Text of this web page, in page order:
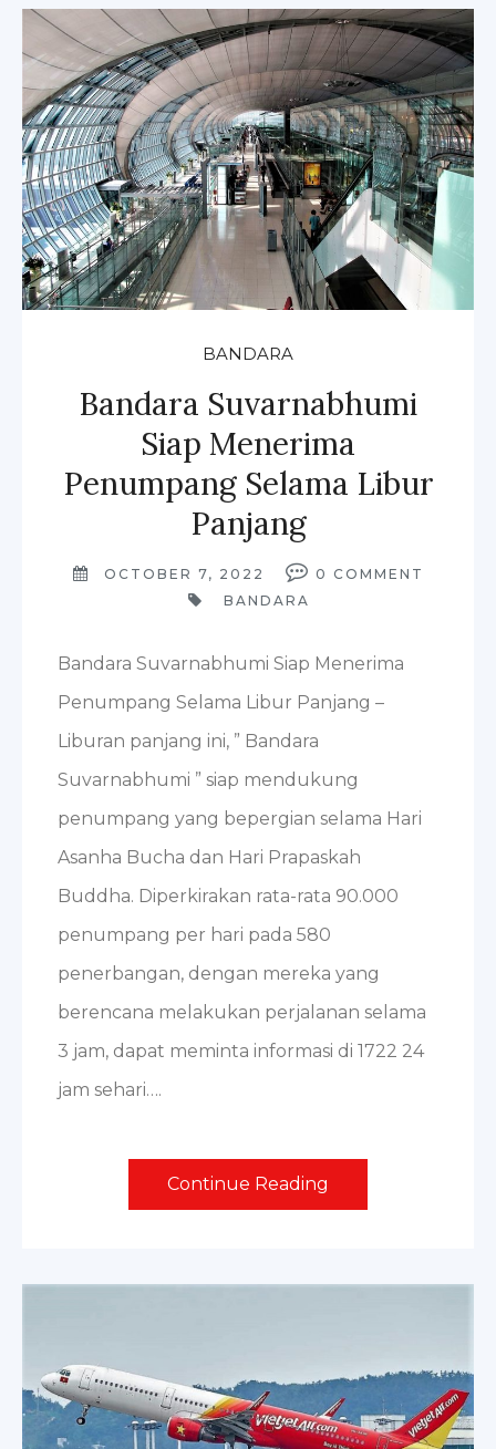
BANDARA
Bandara Suvarnabhumi
Siap Menerima
Penumpang Selama Libur
Panjang
OCTOBER 7, 2022 0 COMMENT
BANDARA
Bandara Suvarnabhumi Siap Menerima
Penumpang Selama Libur Panjang –
Liburan panjang ini, ” Bandara
Suvarnabhumi ” siap mendukung
penumpang yang bepergian selama Hari
Asanha Bucha dan Hari Prapaskah
Buddha. Diperkirakan rata-rata 90.000
penumpang per hari pada 580
penerbangan, dengan mereka yang
berencana melakukan perjalanan selama
3 jam, dapat meminta informasi di 1722 24
jam sehari….
Continue Reading